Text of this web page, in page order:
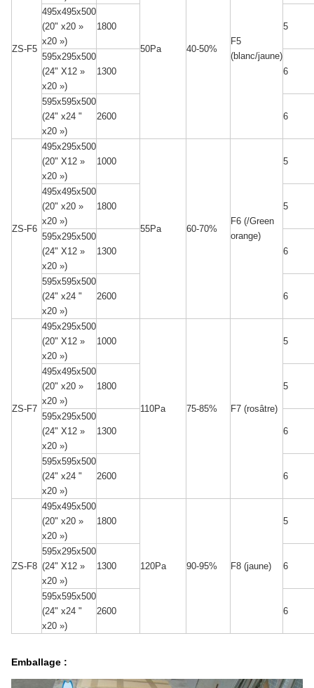
ZS-F5 50Pa 40-50%
F5
(blanc/jaune)
495x495x500
(20" x20 »
x20 »)
1800 5
595x295x500
(24" X12 »
x20 »)
1300 6
595x595x500
(24" x24 "
x20 »)
2600 6
ZS-F6
495x295x500
(20" X12 »
x20 »)
1000
55Pa 60-70%
F6 (/Green
orange)
5
495x495x500
(20" x20 »
x20 »)
1800 5
595x295x500
(24" X12 »
x20 »)
1300 6
595x595x500
(24" x24 "
x20 »)
2600 6
ZS-F7
495x295x500
(20" X12 »
x20 »)
1000
110Pa 75-85% F7 (rosâtre)
5
495x495x500
(20" x20 »
x20 »)
1800 5
595x295x500
(24" X12 »
x20 »)
1300 6
595x595x500
(24" x24 "
x20 »)
2600 6
ZS-F8
495x495x500
(20" x20 »
x20 »)
1800
120Pa 90-95% F8 (jaune)
5
595x295x500
(24" X12 »
x20 »)
1300 6
595x595x500
(24" x24 "
x20 »)
2600 6
Emballage :